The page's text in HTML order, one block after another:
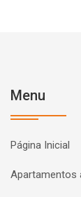
Menu
Página Inicial
Apartamentos